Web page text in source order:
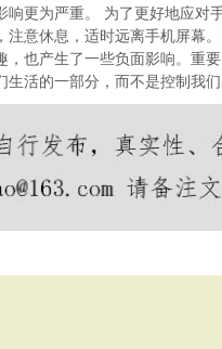
响更为严重。 为了更好地应
注意休息，适时远离手机屏幕
，也产生了一些负面影响。重
生活的一部分，而不是控制我们